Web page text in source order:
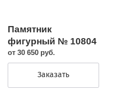
Памятник
фигурный № 10804
от 30 650 руб.
Заказать